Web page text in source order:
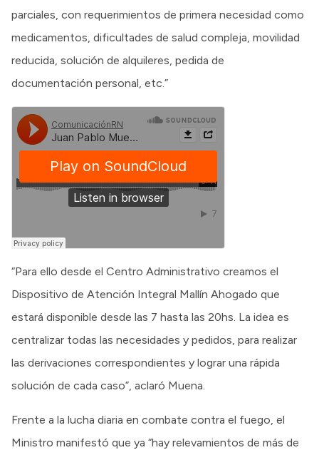
parciales, con requerimientos de primera necesidad como
medicamentos, dificultades de salud compleja, movilidad
reducida, solución de alquileres, pedida de
documentación personal, etc.”
“Para ello desde el Centro Administrativo creamos el
Dispositivo de Atención Integral Mallín Ahogado que
estará disponible desde las 7 hasta las 20hs. La idea es
centralizar todas las necesidades y pedidos, para realizar
las derivaciones correspondientes y lograr una rápida
solución de cada caso”, aclaró Muena.
Frente a la lucha diaria en combate contra el fuego, el
Ministro manifestó que ya “hay relevamientos de más de